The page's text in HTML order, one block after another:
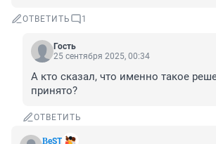
ОТВЕТИТЬ 1
Гость
25 сентября 2025, 00:34
А кто сказал, что именно такое
принято?
ОТВЕТИТЬ
ΒеST